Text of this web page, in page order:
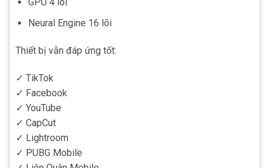
GPU 4 lõi
Neural Engine 16 lõi
Thiết bị vẫn đáp ứng tốt:
✓ TikTok
✓ Facebook
✓ YouTube
✓ CapCut
✓ Lightroom
✓ PUBG Mobile